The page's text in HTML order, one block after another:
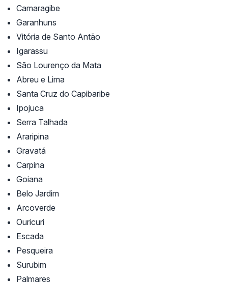
Camaragibe
Garanhuns
Vitória de Santo Antão
Igarassu
São Lourenço da Mata
Abreu e Lima
Santa Cruz do Capibaribe
Ipojuca
Serra Talhada
Araripina
Gravatá
Carpina
Goiana
Belo Jardim
Arcoverde
Ouricuri
Escada
Pesqueira
Surubim
Palmares